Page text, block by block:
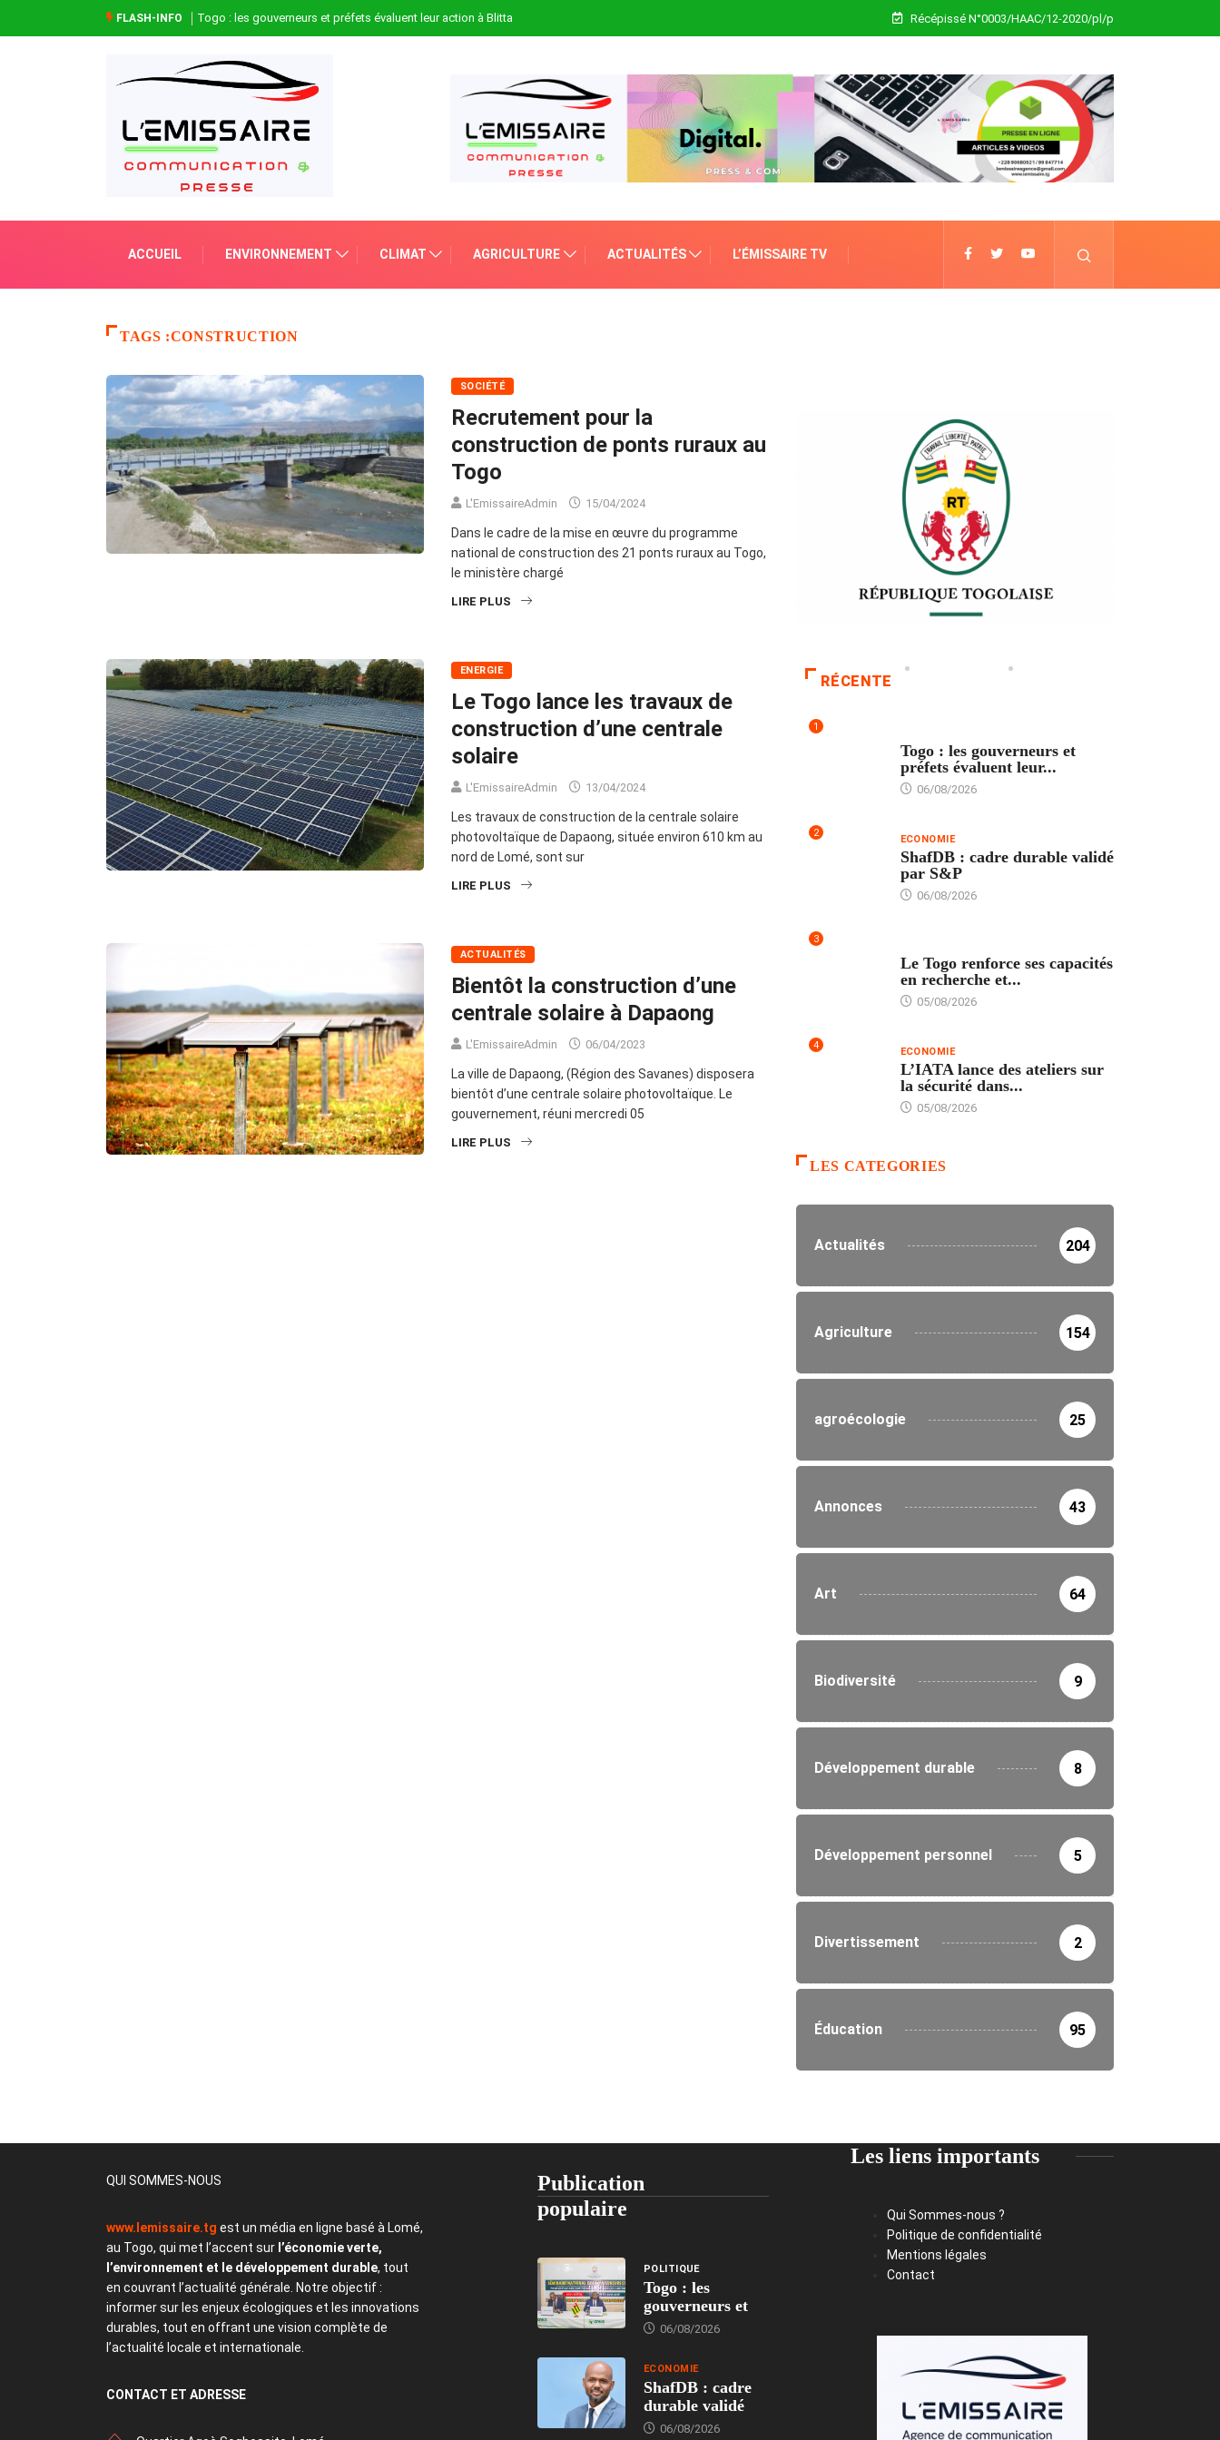
FLASH-INFO Togo : les gouverneurs et préfets évaluent leur action à Blitta Récépissé N°0003/HAAC/12-2020/pl/p
ACCUEIL ENVIRONNEMENT CLIMAT AGRICULTURE ACTUALITÉS L’ÉMISSAIRE TV
TAGS :CONSTRUCTION
SOCIÉTÉ
Recrutement pour la
construction de ponts ruraux au
Togo
L'EmissaireAdmin 15/04/2024
Dans le cadre de la mise en œuvre du programme
national de construction des 21 ponts ruraux au Togo,
le ministère chargé
LIRE PLUS
ENERGIE
Le Togo lance les travaux de
construction d’une centrale
solaire
L'EmissaireAdmin 13/04/2024
Les travaux de construction de la centrale solaire
photovoltaïque de Dapaong, située environ 610 km au
nord de Lomé, sont sur
LIRE PLUS
ACTUALITÉS
Bientôt la construction d’une
centrale solaire à Dapaong
L'EmissaireAdmin 06/04/2023
La ville de Dapaong, (Région des Savanes) disposera
bientôt d’une centrale solaire photovoltaïque. Le
gouvernement, réuni mercredi 05
LIRE PLUS
RÉCENTE
1
Togo : les gouverneurs et
préfets évaluent leur...
06/08/2026
2 ECONOMIE
ShafDB : cadre durable validé
par S&P
06/08/2026
3
Le Togo renforce ses capacités
en recherche et...
05/08/2026
4 ECONOMIE
L’IATA lance des ateliers sur
la sécurité dans...
05/08/2026
LES CATEGORIES
Actualités 204
Agriculture 154
agroécologie 25
Annonces 43
Art 64
Biodiversité 9
Développement durable 8
Développement personnel 5
Divertissement 2
Éducation 95
QUI SOMMES-NOUS
www.lemissaire.tg est un média en ligne basé à Lomé,
au Togo, qui met l’accent sur l’économie verte,
l’environnement et le développement durable, tout
en couvrant l’actualité générale. Notre objectif :
informer sur les enjeux écologiques et les innovations
durables, tout en offrant une vision complète de
l’actualité locale et internationale.
CONTACT ET ADRESSE
Publication
populaire
POLITIQUE
Togo : les
gouverneurs et
06/08/2026
ECONOMIE
ShafDB : cadre
durable validé
06/08/2026
Les liens importants
Qui Sommes-nous ?
Politique de confidentialité
Mentions légales
Contact